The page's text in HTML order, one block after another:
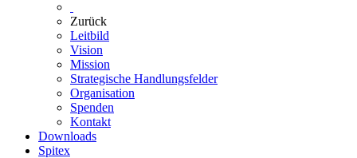
Zurück
Leitbild
Vision
Mission
Strategische Handlungsfelder
Organisation
Spenden
Kontakt
Downloads
Spitex